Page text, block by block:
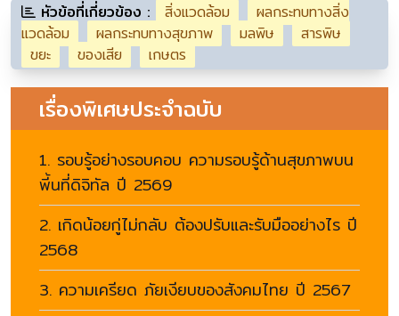
หัวข้อที่เกี่ยวข้อง : สิ่งแวดล้อม
ผลกระทบทางสิ่ง
แวดล้อม
ผลกระทบทางสุขภาพ มลพิษ
สารพิษ
ขยะ
ของเสีย เกษตร
เรื่องพิเศษประจำฉบับ
1. รอบรู้อย่างรอบคอบ ความรอบรู้ด้านสุขภาพบน
พี้นที่ดิจิทัล ปี 2569
2. เกิดน้อยกู่ไม่กลับ ต้องปรับและรับมืออย่างไร ปี
2568
3. ความเครียด ภัยเงียบของสังคมไทย ปี 2567